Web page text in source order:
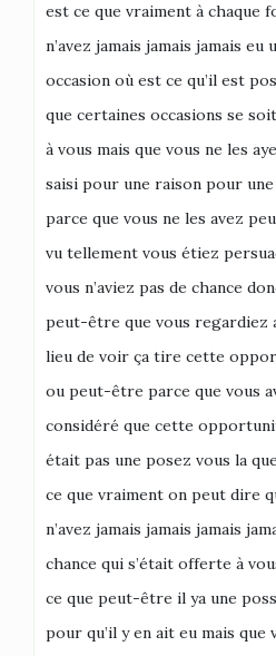
est ce que vraiment à chaque
n’avez jamais jamais jamais eu
occasion où est ce qu’il est
que certaines occasions se
à vous mais que vous ne les
saisi pour une raison pour
parce que vous ne les avez
vu tellement vous étiez
vous n’aviez pas de chance
peut-être que vous regardiez
lieu de voir ça tire cette
ou peut-être parce que vous
considéré que cette
était pas une posez vous la
ce que vraiment on peut dire
n’avez jamais jamais jamais
chance qui s’était offerte à
ce que peut-être il ya une
pour qu’il y en ait eu mais que